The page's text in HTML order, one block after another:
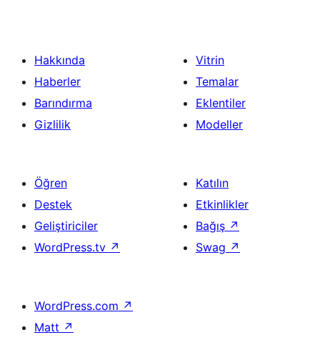
Hakkında
Haberler
Barındırma
Gizlilik
Vitrin
Temalar
Eklentiler
Modeller
Öğren
Destek
Geliştiriciler
WordPress.tv ↗
Katılın
Etkinlikler
Bağış ↗
Swag ↗
WordPress.com ↗
Matt ↗